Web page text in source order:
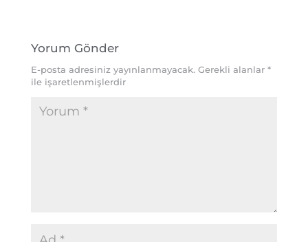
Yorum Gönder
E-posta adresiniz yayınlanmayacak. Gerekli alanlar *
ile işaretlenmişlerdir